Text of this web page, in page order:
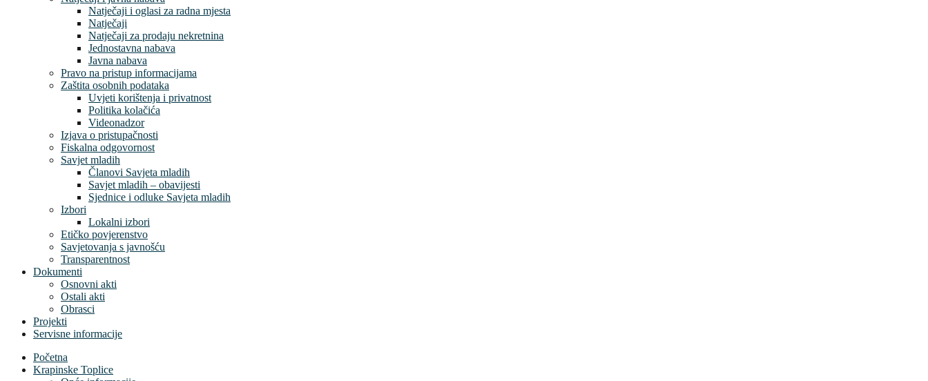
Natječaji i oglasi za radna mjesta
Natječaji
Natječaji za prodaju nekretnina
Jednostavna nabava
Javna nabava
Pravo na pristup informacijama
Zaštita osobnih podataka
Uvjeti korištenja i privatnost
Politika kolačića
Videonadzor
Izjava o pristupačnosti
Fiskalna odgovornost
Savjet mladih
Članovi Savjeta mladih
Savjet mladih – obavijesti
Sjednice i odluke Savjeta mladih
Izbori
Lokalni izbori
Etičko povjerenstvo
Savjetovanja s javnošću
Transparentnost
Dokumenti
Osnovni akti
Ostali akti
Obrasci
Projekti
Servisne informacije
Početna
Krapinske Toplice